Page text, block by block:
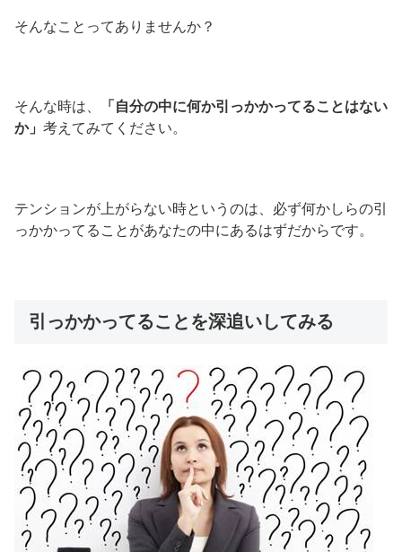
そんなことってありませんか？
そんな時は、
「自分の中に何か引っかかってることはない
か」 考えてみてください。
テンションが上がらない時というのは、必ず何かしらの引
っかかってることがあなたの中にあるはずだからです。
引っかかってることを深追いしてみる